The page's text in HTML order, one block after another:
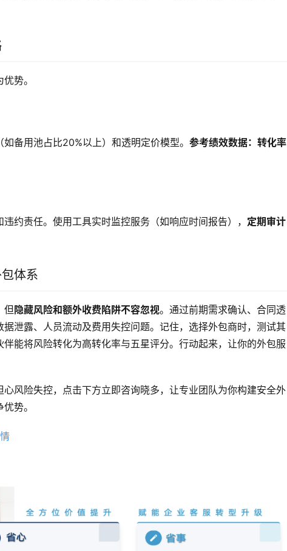
势。
备用池占比20%以上）和透明定价模型。参考绩效数据：转化率
约责任。使用工具实时监控服务（如响应时间报告）， 定期审计
体系
但隐藏风险和额外收费陷阱不容忽视。通过前期需求确认、合同透
泄露、人员流动及费用失控问题。记住，选择外包商时，测试其
能将风险转化为高转化率与五星评分。行动起来，让你的外包服
风险失控，点击下方立即咨询晓多，让专业团队为你构建安全外
势。